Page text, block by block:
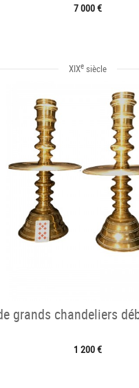
7 000 €
XIXe siècle
grands chandeliers
1 200 €